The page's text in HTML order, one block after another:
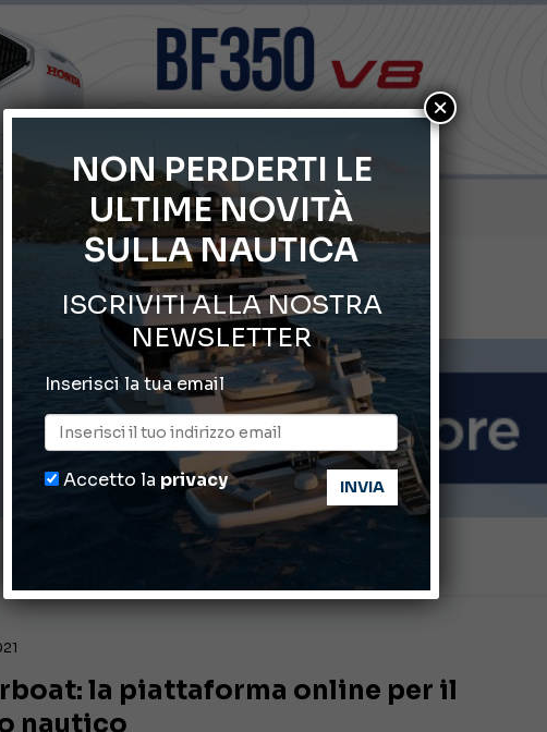
Gommoni Callegari acquisisce Geniuss
66° Salone Nautico Internazionale di Genova
Svelati i Mondiali di Wakeboard 2026
Cannes Yachting Festival 2026: tutte le novità attese a settembre
Montecristo Yachting, l’orologio per il diportista
la piattaforma online per il
nautico
NON PERDERTI LE
ULTIME NOVITÀ
SULLA NAUTICA
ISCRIVITI ALLA NOSTRA
NEWSLETTER
Inserisci la tua email
Accetto la privacy
×